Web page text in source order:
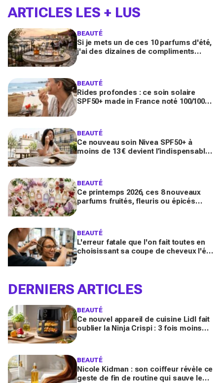
ARTICLES LES + LUS
BEAUTÉ
Si je mets un de ces 10 parfums d'été,
j'ai des dizaines de compliments
BEAUTÉ
Rides profondes : ce soin solaire
SPF50+ made in France noté 100/100
BEAUTÉ
Ce nouveau soin Nivea SPF50+ à
moins de 13 € devient l’indispensable
BEAUTÉ
Ce printemps 2026, ces 8 nouveaux
parfums fruités, fleuris ou épicés
BEAUTÉ
L'erreur fatale que l'on fait toutes en
choisissant sa coupe de cheveux l'été
DERNIERS ARTICLES
BEAUTÉ
Ce nouvel appareil de cuisine Lidl fait
oublier la Ninja Crispi : 3 fois moins
BEAUTÉ
Nicole Kidman : son coiffeur révèle ce
geste de fin de routine qui sauve les